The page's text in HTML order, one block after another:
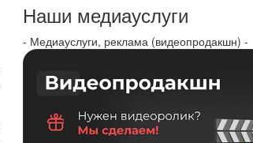
Наши медиауслуги
- Медиауслуги, реклама (видеопродакшн) -